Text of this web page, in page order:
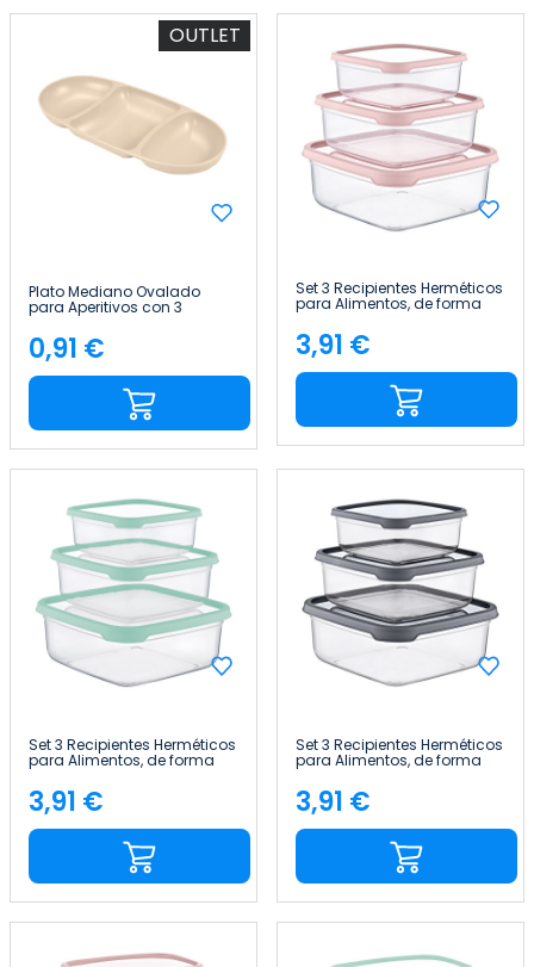
OUTLET
Plato Mediano Ovalado
para Aperitivos con 3
Huecos Colores Surtidos
28.2x12.5x3cm 7house
Precio
0,91 €
Set 3 Recipientes Herméticos
para Alimentos, de forma
Cuadrada 7house
Precio
3,91 €
Set 3 Recipientes Herméticos
para Alimentos, de forma
Cuadrada 7house
Precio
3,91 €
Set 3 Recipientes Herméticos
para Alimentos, de forma
Cuadrada 7house
Precio
3,91 €